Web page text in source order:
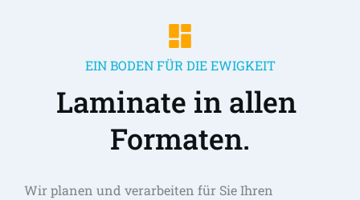
EIN BODEN FÜR DIE EWIGKEIT
Laminate in allen
Formaten.
Wir planen und verarbeiten für Sie Ihren